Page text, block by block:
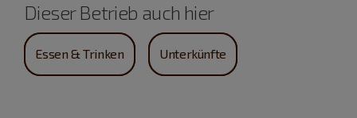
Dieser Betrieb auch hier
Essen & Trinken Unterkünfte